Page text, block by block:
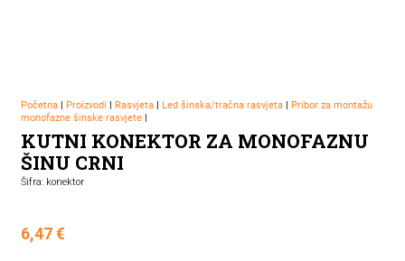
Početna| Proizvodi Rasvjeta| Led šinska/tračna rasvjeta|
Pribor za montažu
monofazne šinske rasvjete|
KUTNI KONEKTOR ZA MONOFAZNU
ŠINU CRNI
Šifra: konektor
6,47€